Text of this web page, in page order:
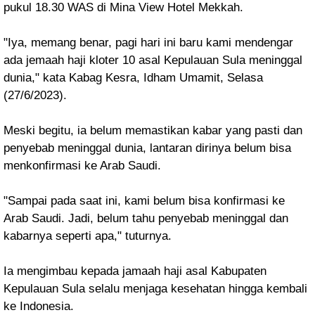
pukul 18.30 WAS di Mina View Hotel Mekkah.
"Iya, memang benar, pagi hari ini baru kami mendengar
ada jemaah haji kloter 10 asal Kepulauan Sula meninggal
dunia," kata Kabag Kesra, Idham Umamit, Selasa
(27/6/2023).
Meski begitu, ia belum memastikan kabar yang pasti dan
penyebab meninggal dunia, lantaran dirinya belum bisa
menkonfirmasi ke Arab Saudi.
"Sampai pada saat ini, kami belum bisa konfirmasi ke
Arab Saudi. Jadi, belum tahu penyebab meninggal dan
kabarnya seperti apa," tuturnya.
Ia mengimbau kepada jamaah haji asal Kabupaten
Kepulauan Sula selalu menjaga kesehatan hingga kembali
ke Indonesia.